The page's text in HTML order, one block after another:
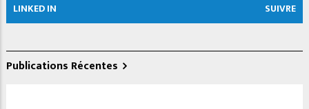
LINKED IN SUIVRE
Publications Récentes